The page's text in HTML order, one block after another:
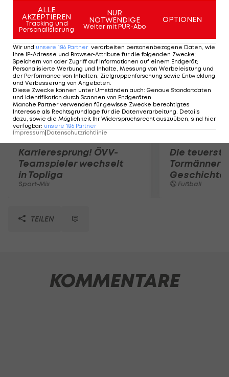
Erstligisten.
Mehr zum Thema
Karrieresprung! ÖVV-
Teamspieler wechselt
in Topliga
Sport-Mix
Die
Tormänner
Geschichte
Fußball
TEILEN
KOMMENTARE
ALLE
AKZEPTIEREN
Tracking und
Personalisierung
NUR
NOTWENDIGE
Weiter mit PUR-Abo
OPTIONEN
Wir und unsere 186 Partner verarbeiten personenbezogene Daten, wie
Ihre IP-Adresse und Browser-Attribute für die folgenden Zwecke:
Speichern von oder Zugriff auf Informationen auf einem Endgerät;
Personalisierte Werbung und Inhalte, Messung von Werbeleistung und
der Performance von Inhalten, Zielgruppenforschung sowie Entwicklung
und Verbesserung von Angeboten.
Diese Zwecke können unter Umständen auch: Genaue Standortdaten
und Identifikation durch Scannen von Endgeräten.
Manche Partner verwenden für gewisse Zwecke berechtigtes
Interesse als Rechtsgrundlage für die Datenverarbeitung. Details
dazu, sowie die Möglichkeit Ihr Widerspruchsrecht auszuüben, sind hier
verfügbar: unsere 186 Partner
Impressum Datenschutzrichtlinie